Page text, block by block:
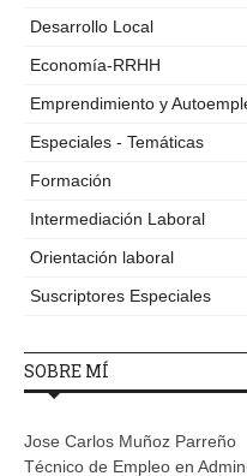
Desarrollo Local
Economía-RRHH
Emprendimiento y
Especiales - Temáticas
Formación
Intermediación Laboral
Orientación laboral
Suscriptores Especiales
SOBRE MÍ
Jose Carlos Muñoz Parreño
Técnico de Empleo en